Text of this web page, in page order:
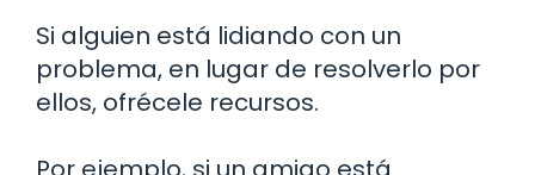
Si alguien está lidiando con un
problema, en lugar de resolverlo por
ellos, ofrécele recursos.